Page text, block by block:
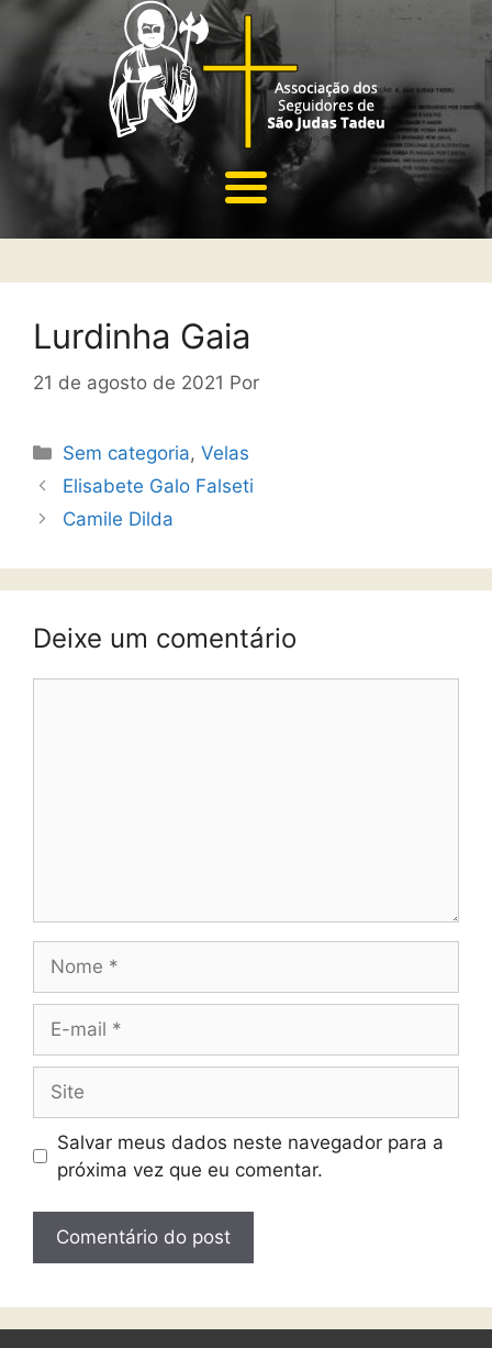
Lurdinha Gaia
21 de agosto de 2021 Por
Sem categoria,Velas
Elisabete Galo Falseti
Camile Dilda
Deixe um comentário
Salvar meus dados neste navegador para a
próxima vez que eu comentar.